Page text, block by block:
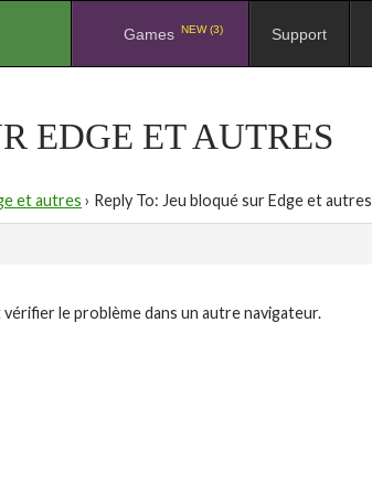
Games NEW (3) Support
EDGE ET AUTRES
et autres › Reply To: Jeu bloqué sur Edge et autres
le problème dans un autre navigateur.